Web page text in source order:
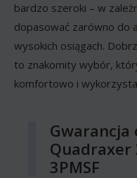
bardzo szeroki – w
dopasować zarówno do
wysokich osiągach.
to znakomity wybór,
komfortowo i
Gwarancja
Quadraxer
3PMSF